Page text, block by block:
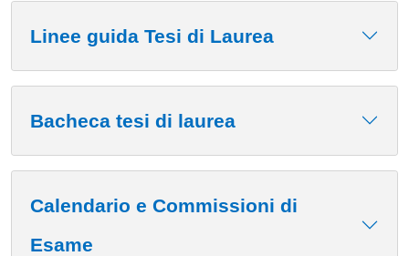
Linee guida Tesi di Laurea
Bacheca tesi di laurea
Calendario e Commissioni di
Esame